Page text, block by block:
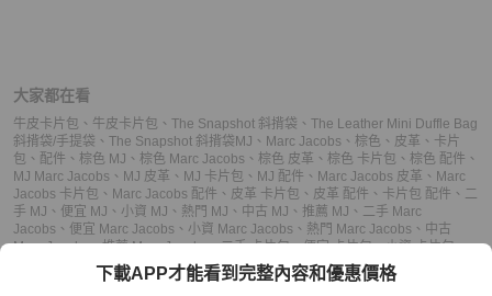
大家都在看
牛皮卡片包 、 牛皮卡片包 、 The Snapshot 斜揹袋 、 The Leather Mini Duffle Bag
斜揹袋/手提袋 、 The Snapshot 斜揹袋MJ 、 Marc Jacobs 、 棕色 、 皮革 、 卡片
包 、 配件 、 棕色 MJ 、 棕色 Marc Jacobs 、 棕色 皮革 、 棕色 卡片包 、 棕色 配件 、
MJ Marc Jacobs 、 MJ 皮革 、 MJ 卡片包 、 MJ 配件 、 Marc Jacobs 皮革 、 Marc
Jacobs 卡片包 、 Marc Jacobs 配件 、 皮革 卡片包 、 皮革 配件 、 卡片包 配件 、 二
手 MJ 、 便宜 MJ 、 小資 MJ 、 熱門 MJ 、 中古 MJ 、 推薦 MJ 、 二手 Marc
Jacobs 、 便宜 Marc Jacobs 、 小資 Marc Jacobs 、 熱門 Marc Jacobs 、 中古
Marc Jacobs、推薦 Marc Jacobs、二手 卡片包、便宜 卡片包、小資 卡片包、
中古 卡片包、 推薦 卡片包、二手 配件、便宜 配件、
中古 配件、 推薦 配件
下載APP才能看到完整內容和優惠價格